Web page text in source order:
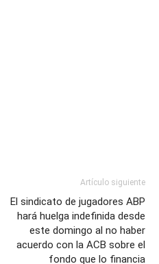
Artículo siguiente
El sindicato de jugadores ABP
hará huelga indefinida desde
este domingo al no haber
acuerdo con la ACB sobre el
fondo que lo financia